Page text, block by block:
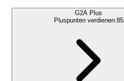
G2A Plus
Pluspunten verdienen:85